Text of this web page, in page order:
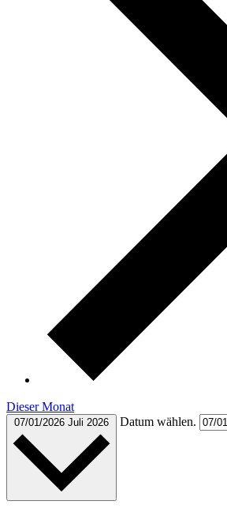
Dieser Monat
07/01/2026 Juli 2026 Datum wählen.